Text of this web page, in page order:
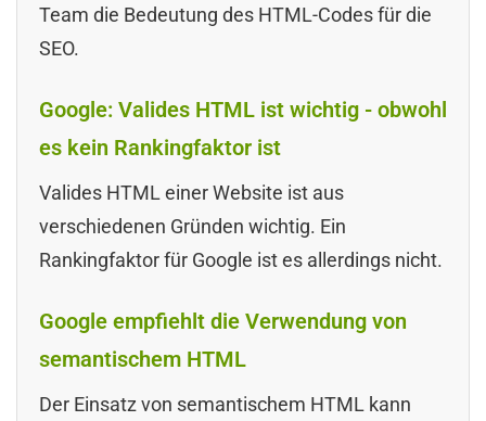
Team die Bedeutung des HTML-Codes für die
SEO.
Google: Valides HTML ist wichtig - obwohl
es kein Rankingfaktor ist
Valides HTML einer Website ist aus
verschiedenen Gründen wichtig. Ein
Rankingfaktor für Google ist es allerdings nicht.
Google empfiehlt die Verwendung von
semantischem HTML
Der Einsatz von semantischem HTML kann